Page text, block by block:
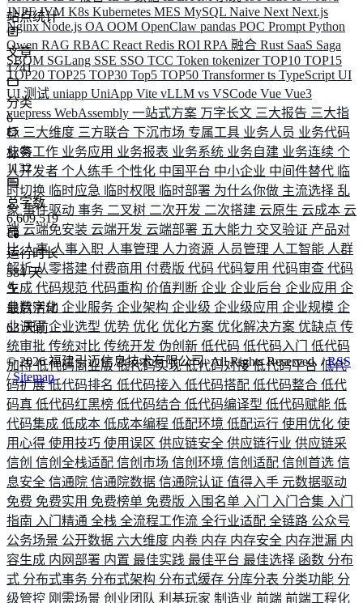
JNPFJVM K8s Kubernetes MES MySQL Naive Next Next.js
NginxNode.js OA OOM OpenClaw pandas POC Prompt Python
Qwen RAG RBAC React Redis ROI RPA 融合 Rust SaaS Saga
SBOM SGLang SSE SSO TCC Token tokenizerTOP10 TOP15
TOP20 TOP25 TOP30 Top5 TOP50 Transformerts TypeScript UI
UI 测试 uniapp UniApp Vite vLLM vs VSCode Vue Vue3
vuepress WebAssembly 一站式方案 万字长文 三大报告 三大指
标 三大维度 三方联合 下沉市场 专属工具 业务人员 业务代码
业务工作 业务应用 业务报表 业务系统 业务自建 业务连续 个
人开发者 个人练手 个性化 中国平台 中小企业 中间件替代 临
时切换 临时应急 临时权限 临时部署 为什么你做 主流选择 乱
象 事件驱动 事务 二叉树 二次开发 二次搭建 云原生 云成本 云
端 云端免安装 云端开发 云端部署 五大能力 交叉验证 产品对
比人事人事入职 人事管理 人力资源 人员管理 人工智能 人群
解析从零搭建 付费商用 付费版 代码 代码复用 代码审查 代码
生成 代码规范 代码重构 价值判断 企业 企业后台 企业应用 企
业数字化 企业服务 企业架构 企业级 企业级应用 企业规模 企
业调研企业选型 优势 优化 优化方案 优化解决方案 优缺点 传
统审批 传统对比 传统开发 伪创新 低代码 低代码入门 低代码
加持低代码商业版低代码实现低代码对接低代码平台 低代
码扩展低代码排名 低代码接入 低代码搭配 低代码整合 低代
码真 低代码红黑榜 低代码结合 低代码编译型 低代码赋能 低
代码集成 低成本 低成本编程 低配环境 低配运行 使用优化 使
用心得 使用技巧 使用误区 供应链安全 供应链行业 供应链采
信创 信创全栈适配 信创市场 信创环境 信创适配 信创首选 信
息安全 信通院 信通院数据 信通院认证 值得入手 元数据驱动
免费 免费实用 免费榜单 免费版 入围名单 入门 入门合集 入门
指南 入门精通 全栈 全流程工作流 全行业适配 全链路 公众号
公务场景 公开数据 六大维度 内卷 内存 内存安全 内存泄漏 内
容生成 内网部署 内置 最佳实践 最佳平台 最佳选择 函数 分布
式 分布式事务 分布式架构 分布式缓存 分库分表 分类功能 分
级管控 刚需场景 创业团队 利基玩家 制造业 前端 前端工程化
站点统计
文章
1741
分类
6
标签
1132
总字数
6,609,519
运行时长
584 天
最后活动
63 天前
©2026福建引迈信息技术有限公司. All Rights Reserved. /RSS
/Sitemap